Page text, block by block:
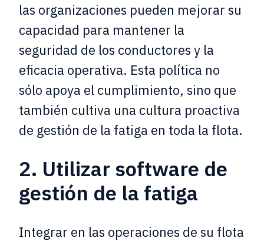
las organizaciones pueden mejorar su
capacidad para mantener la
seguridad de los conductores y la
eficacia operativa. Esta política no
sólo apoya el cumplimiento, sino que
también cultiva una cultura proactiva
de gestión de la fatiga en toda la flota.
2. Utilizar software de
gestión de la fatiga
Integrar en las operaciones de su flota